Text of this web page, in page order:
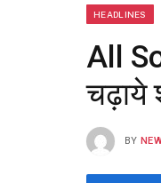
HEADLINES
All
चढ़ाये
BY